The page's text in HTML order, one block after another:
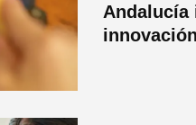
Andalucía